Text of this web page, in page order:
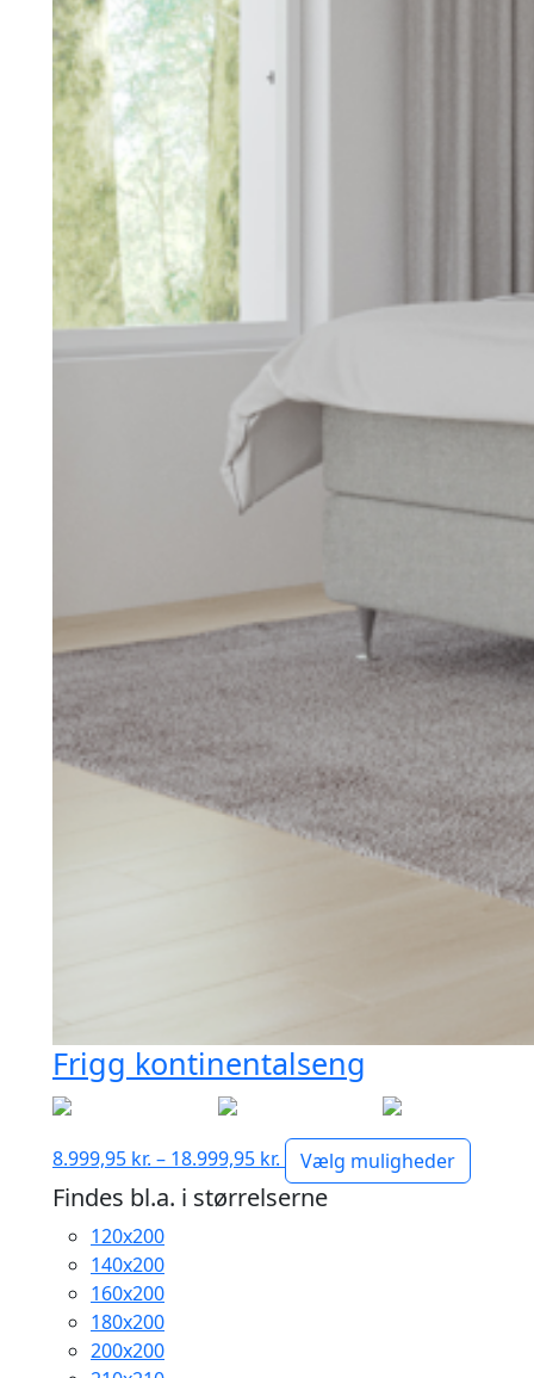
Frigg kontinentalseng
8.999,95 kr. – 18.999,95 kr. Prisinterval:
8.999,95 kr.
til
Vælg muligheder
Findes bl.a. i størrelserne
120x200
140x200
160x200
180x200
200x200